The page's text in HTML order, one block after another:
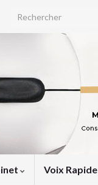
Search for:
Voix Rapide